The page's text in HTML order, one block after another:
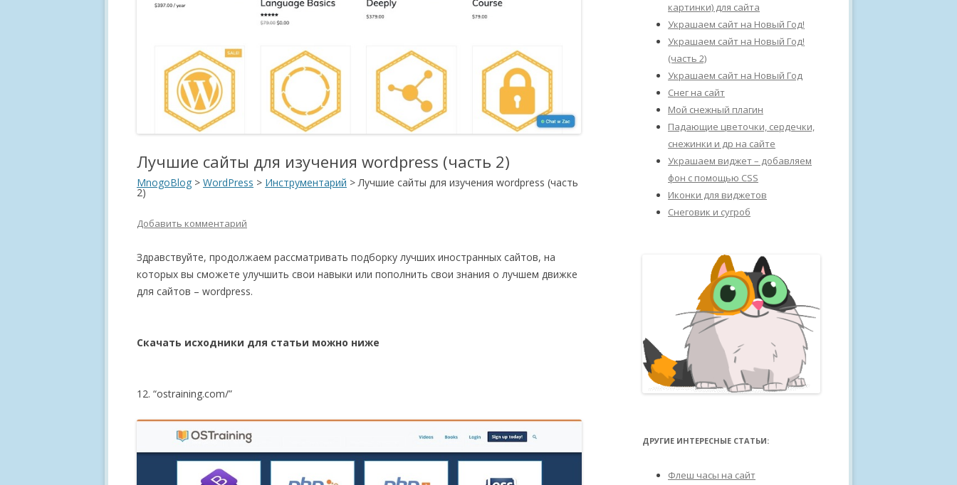
Лучшие сайты для изучения wordpress (часть 2)
MnogoBlog > WordPress > Инструментарий > Лучшие сайты для изучения wordpress (часть
2)
Добавить комментарий
Здравствуйте, продолжаем рассматривать подборку лучших иностранных сайтов, на
которых вы сможете улучшить свои навыки или пополнить свои знания о лучшем движке
для сайтов – wordpress.
Скачать исходники для статьи можно ниже
12. “ostraining.com/”
картинки) для сайта
Украшаем сайт на Новый Год!
Украшаем сайт на Новый Год!
(часть 2)
Украшаем сайт на Новый Год
Снег на сайт
Мой снежный плагин
Падающие цветочки, сердечки,
снежинки и др на сайте
Украшаем виджет – добавляем
фон с помощью CSS
Иконки для виджетов
Снеговик и сугроб
ДРУГИЕ ИНТЕРЕСНЫЕ СТАТЬИ:
Флеш часы на сайт